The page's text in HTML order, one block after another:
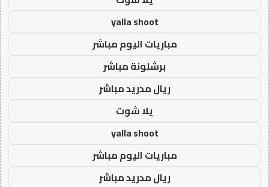
yalla shoot
مباريات اليوم مباشر
برشلونة مباشر
ريال مدريد مباشر
يلا شوت
yalla shoot
مباريات اليوم مباشر
ريال مدريد مباشر